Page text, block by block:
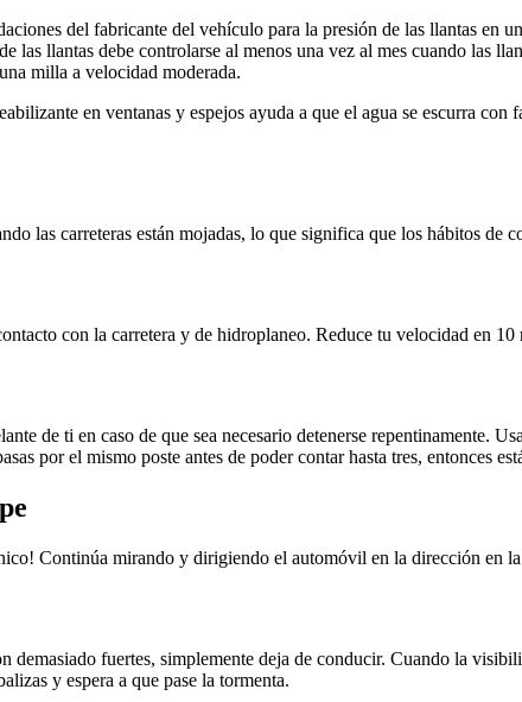
del fabricante del vehículo para la presión de las llantas en
las llantas debe controlarse al menos una vez al mes cuando las
milla a velocidad moderada.
en ventanas y espejos ayuda a que el agua se escurra
las carreteras están mojadas, lo que significa que los hábitos de
con la carretera y de hidroplaneo. Reduce tu velocidad en
de ti en caso de que sea necesario detenerse repentinamente.
por el mismo poste antes de poder contar hasta tres, entonces
Continúa mirando y dirigiendo el automóvil en la dirección en
demasiado fuertes, simplemente deja de conducir. Cuando la
y espera a que pase la tormenta.